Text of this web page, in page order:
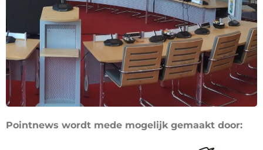
Pointnews wordt mede mogelijk gemaakt door: